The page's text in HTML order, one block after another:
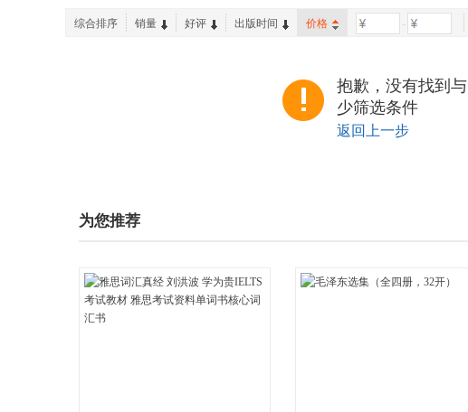
综合排序 销量 好评 出版时间 价格 -
抱歉，没有找到
少筛选条件
返回上一步
为您推荐